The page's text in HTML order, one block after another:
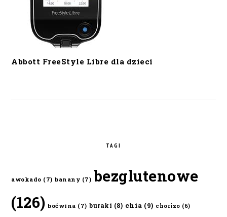
Abbott FreeStyle Libre dla dzieci
TAGI
awokado (7) banany (7) bezglutenowe
(126) boćwina (7) buraki (8) chia (9) chorizo (6)